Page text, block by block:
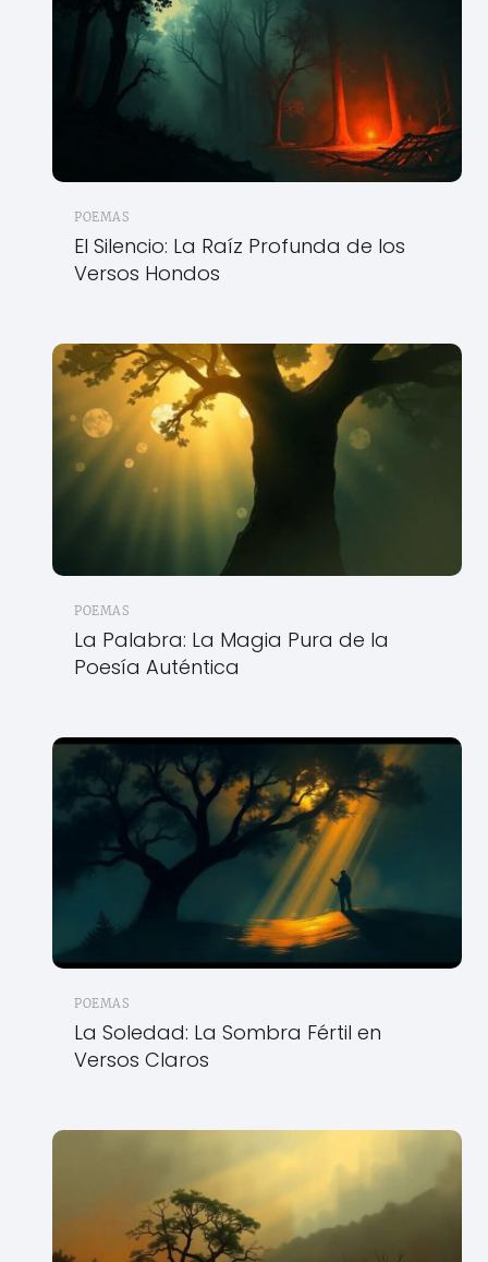
POEMAS
El Silencio: La Raíz Profunda de los
Versos Hondos
POEMAS
La Palabra: La Magia Pura de la
Poesía Auténtica
POEMAS
La Soledad: La Sombra Fértil en
Versos Claros